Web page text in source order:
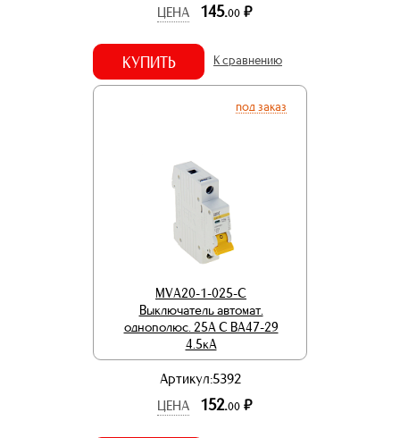
ЦЕНА
145.00 р.
КУПИТЬ К сравнению
под заказ
MVA20-1-025-C
Выключатель автомат.
однополюс. 25А C ВА47-29
4.5кА
Артикул:5392
ЦЕНА
152.00 р.